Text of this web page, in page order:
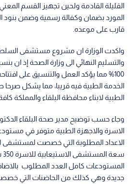
القليلة القادمة ولحين تجهيز القسم
المورد بضمان وكفالة رسمية وضمن بنود
قارب على موعده.
واكدت الوزارة ان مشروع مستشفى
والتسليم النهائي الى وزارة الصحة إذ ان
100% مما يؤكد العمل والتنسيق على
الخدمة الطبية فيه قريبا، مما يشكل صرحا
الطبية لابناء محافظة البلقاء والمملكة
وجاء حسب توضيح مدير صحة البلقاء
الاسرة والاجهزة الطبية متوفر في
الاعداد المطلوبة التي خصصت لمستشفى
جديدة وهي كذلك من الحاضنات التي